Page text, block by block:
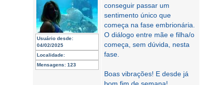
Usuário desde:
04/02/2025
Localidade:
Mensagens: 123
conseguir passar um
sentimento único que
começa na fase embrionária.
O diálogo entre mãe e filha/o
começa, sem dúvida, nesta
fase.
Boas vibrações! E desde já